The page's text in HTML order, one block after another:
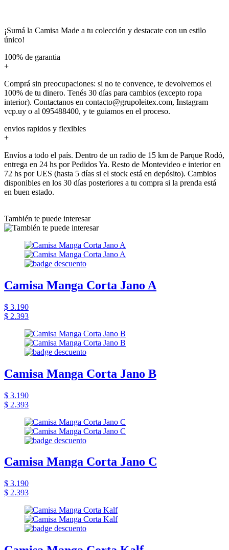
¡Sumá la Camisa Made a tu colección y destacate con un estilo
único!
100% de garantia
+
Comprá sin preocupaciones: si no te convence, te devolvemos el
100% de tu dinero. Tenés 30 días para cambios (excepto ropa
interior). Contactanos en contacto@grupoleitex.com, Instagram
vcp.uy o al 095488400, y te guiamos en el proceso.
envios rapidos y flexibles
+
Envíos a todo el país. Dentro de un radio de 15 km de Parque Rodó,
entrega en 24 hs por Pedidos Ya. Resto de Montevideo e interior en
72 hs por UES (hasta 5 días si el stock está en depósito). Cambios
disponibles en los 30 días posteriores a tu compra si la prenda está
en buen estado.
También te puede interesar
Camisa Manga Corta Jano A
$ 3.190
$ 2.393
Camisa Manga Corta Jano B
$ 3.190
$ 2.393
Camisa Manga Corta Jano C
$ 3.190
$ 2.393